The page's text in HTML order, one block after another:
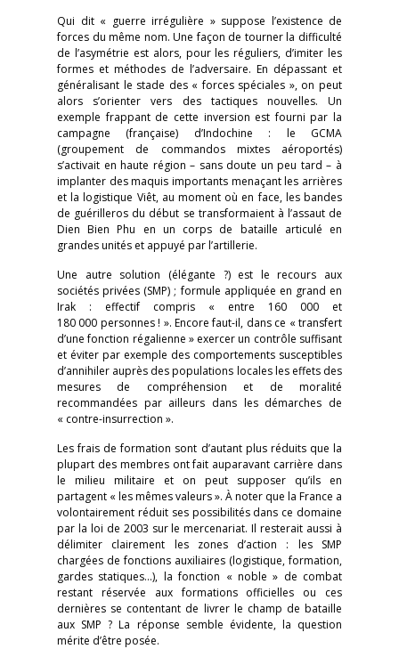
Qui dit « guerre irrégulière » suppose l’existence de
forces du même nom. Une façon de tourner la difficulté
de l’asymétrie est alors, pour les réguliers, d’imiter les
formes et méthodes de l’adversaire. En dépassant et
généralisant le stade des « forces spéciales », on peut
alors s’orienter vers des tactiques nouvelles. Un
exemple frappant de cette inversion est fourni par la
campagne (française) d’Indochine : le GCMA
(groupement de commandos mixtes aéroportés)
s’activait en haute région – sans doute un peu tard – à
implanter des maquis importants menaçant les arrières
et la logistique Viêt, au moment où en face, les bandes
de guérilleros du début se transformaient à l’assaut de
Dien Bien Phu en un corps de bataille articulé en
grandes unités et appuyé par l’artillerie.
Une autre solution (élégante ?) est le recours aux
sociétés privées (SMP) ; formule appliquée en grand en
Irak : effectif compris « entre 160 000 et
180 000 personnes ! ». Encore faut-il, dans ce « transfert
d’une fonction régalienne » exercer un contrôle suffisant
et éviter par exemple des comportements susceptibles
d’annihiler auprès des populations locales les effets des
mesures de compréhension et de moralité
recommandées par ailleurs dans les démarches de
« contre-insurrection ».
Les frais de formation sont d’autant plus réduits que la
plupart des membres ont fait auparavant carrière dans
le milieu militaire et on peut supposer qu’ils en
partagent « les mêmes valeurs ». À noter que la France a
volontairement réduit ses possibilités dans ce domaine
par la loi de 2003 sur le mercenariat. Il resterait aussi à
délimiter clairement les zones d’action : les SMP
chargées de fonctions auxiliaires (logistique, formation,
gardes statiques…), la fonction « noble » de combat
restant réservée aux formations officielles ou ces
dernières se contentant de livrer le champ de bataille
aux SMP ? La réponse semble évidente, la question
mérite d’être posée.